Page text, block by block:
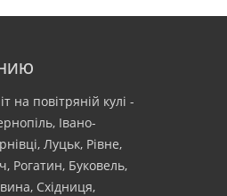
на повітряній кулі -
Івано-
Луцьк, Рівне,
Рогатин, Буковель,
Східниця,